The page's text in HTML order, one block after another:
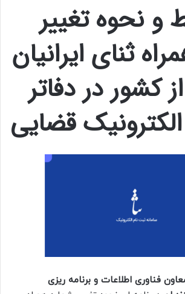
و نحوه تغییر
ثنای ایرانیان
کشور در دفاتر
قضایی
فناوری اطلاعات و برنامه ریزی